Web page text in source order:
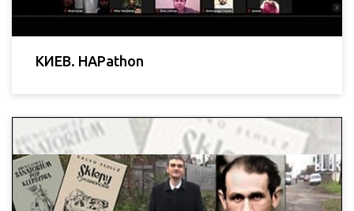
КИЕВ. HAPathon